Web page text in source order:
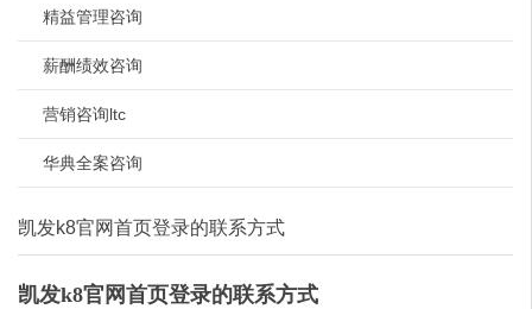
精益管理咨询
薪酬绩效咨询
营销咨询ltc
华典全案咨询
凯发k8官网首页登录的联系方式
凯发k8官网首页登录的联系方式